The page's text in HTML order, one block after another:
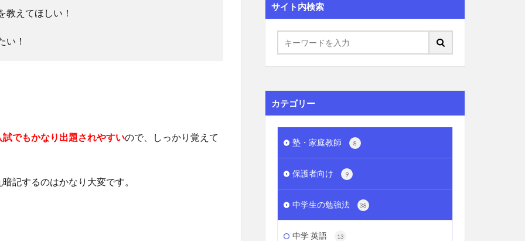
教えてほしい！
い！
でもかなり出題されやすいので、しっかり覚えて
記するのはかなり大変です。
サイト内検索
カテゴリー
塾・家庭教師 8
保護者向け 9
中学生の勉強法 38
中学 英語 13